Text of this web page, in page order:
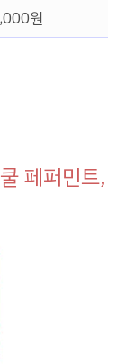
원
페퍼민트,